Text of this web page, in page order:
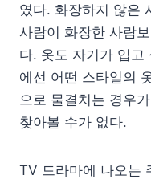
였다. 화장하지 않은
사람이 화장한 사람
다. 옷도 자기가 입고
에선 어떤 스타일의
으로 물결치는 경우
찾아볼 수가 없다.
TV 드라마에 나오는